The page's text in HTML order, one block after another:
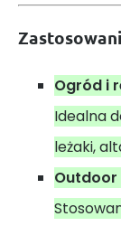
Ogród i
Idealna
leżaki,